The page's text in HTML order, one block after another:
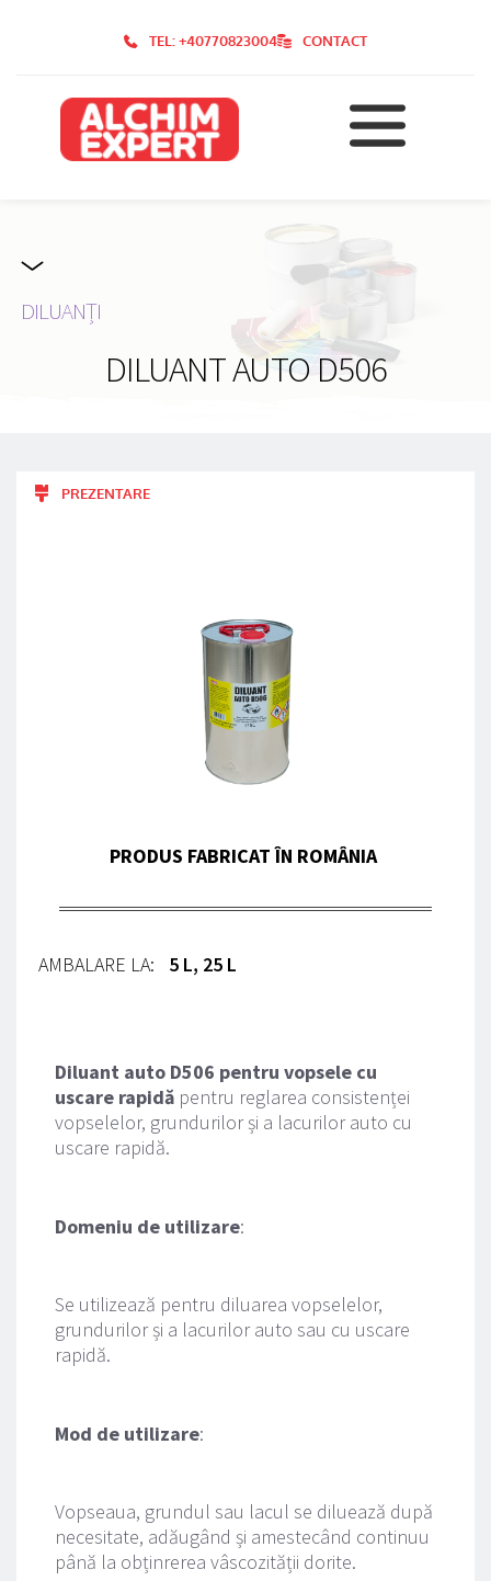
TEL: +40770823004 CONTACT
DILUANȚI
DILUANT AUTO D506
PREZENTARE
PRODUS FABRICAT ÎN ROMÂNIA
AMBALARE LA: 5 L, 25 L
Diluant auto D506 pentru vopsele cu
uscare rapidă pentru reglarea consistenței
vopselelor, grundurilor și a lacurilor auto cu
uscare rapidă.
Domeniu de utilizare:
Se utilizează pentru diluarea vopselelor,
grundurilor și a lacurilor auto sau cu uscare
rapidă.
Mod de utilizare:
Vopseaua, grundul sau lacul se diluează după
necesitate, adăugând și amestecând continuu
până la obținrerea vâscozității dorite.